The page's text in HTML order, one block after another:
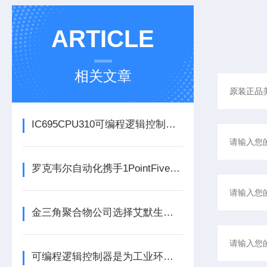
ARTICLE
相关文章
IC695CPU310可编程逻辑控制器在各行业中具体应用分享
罗克韦尔自动化携手1PointFive 签署直接空气捕获碳去除信用协议
金三角聚合物公司选择艾默生为其新建工厂提供设备数字自动化技术以及软件
可编程逻辑控制器是为工业环境设计的数字运算控制系统